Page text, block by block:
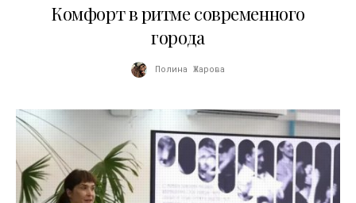
Комфорт в ритме современного
города
Полина Жарова